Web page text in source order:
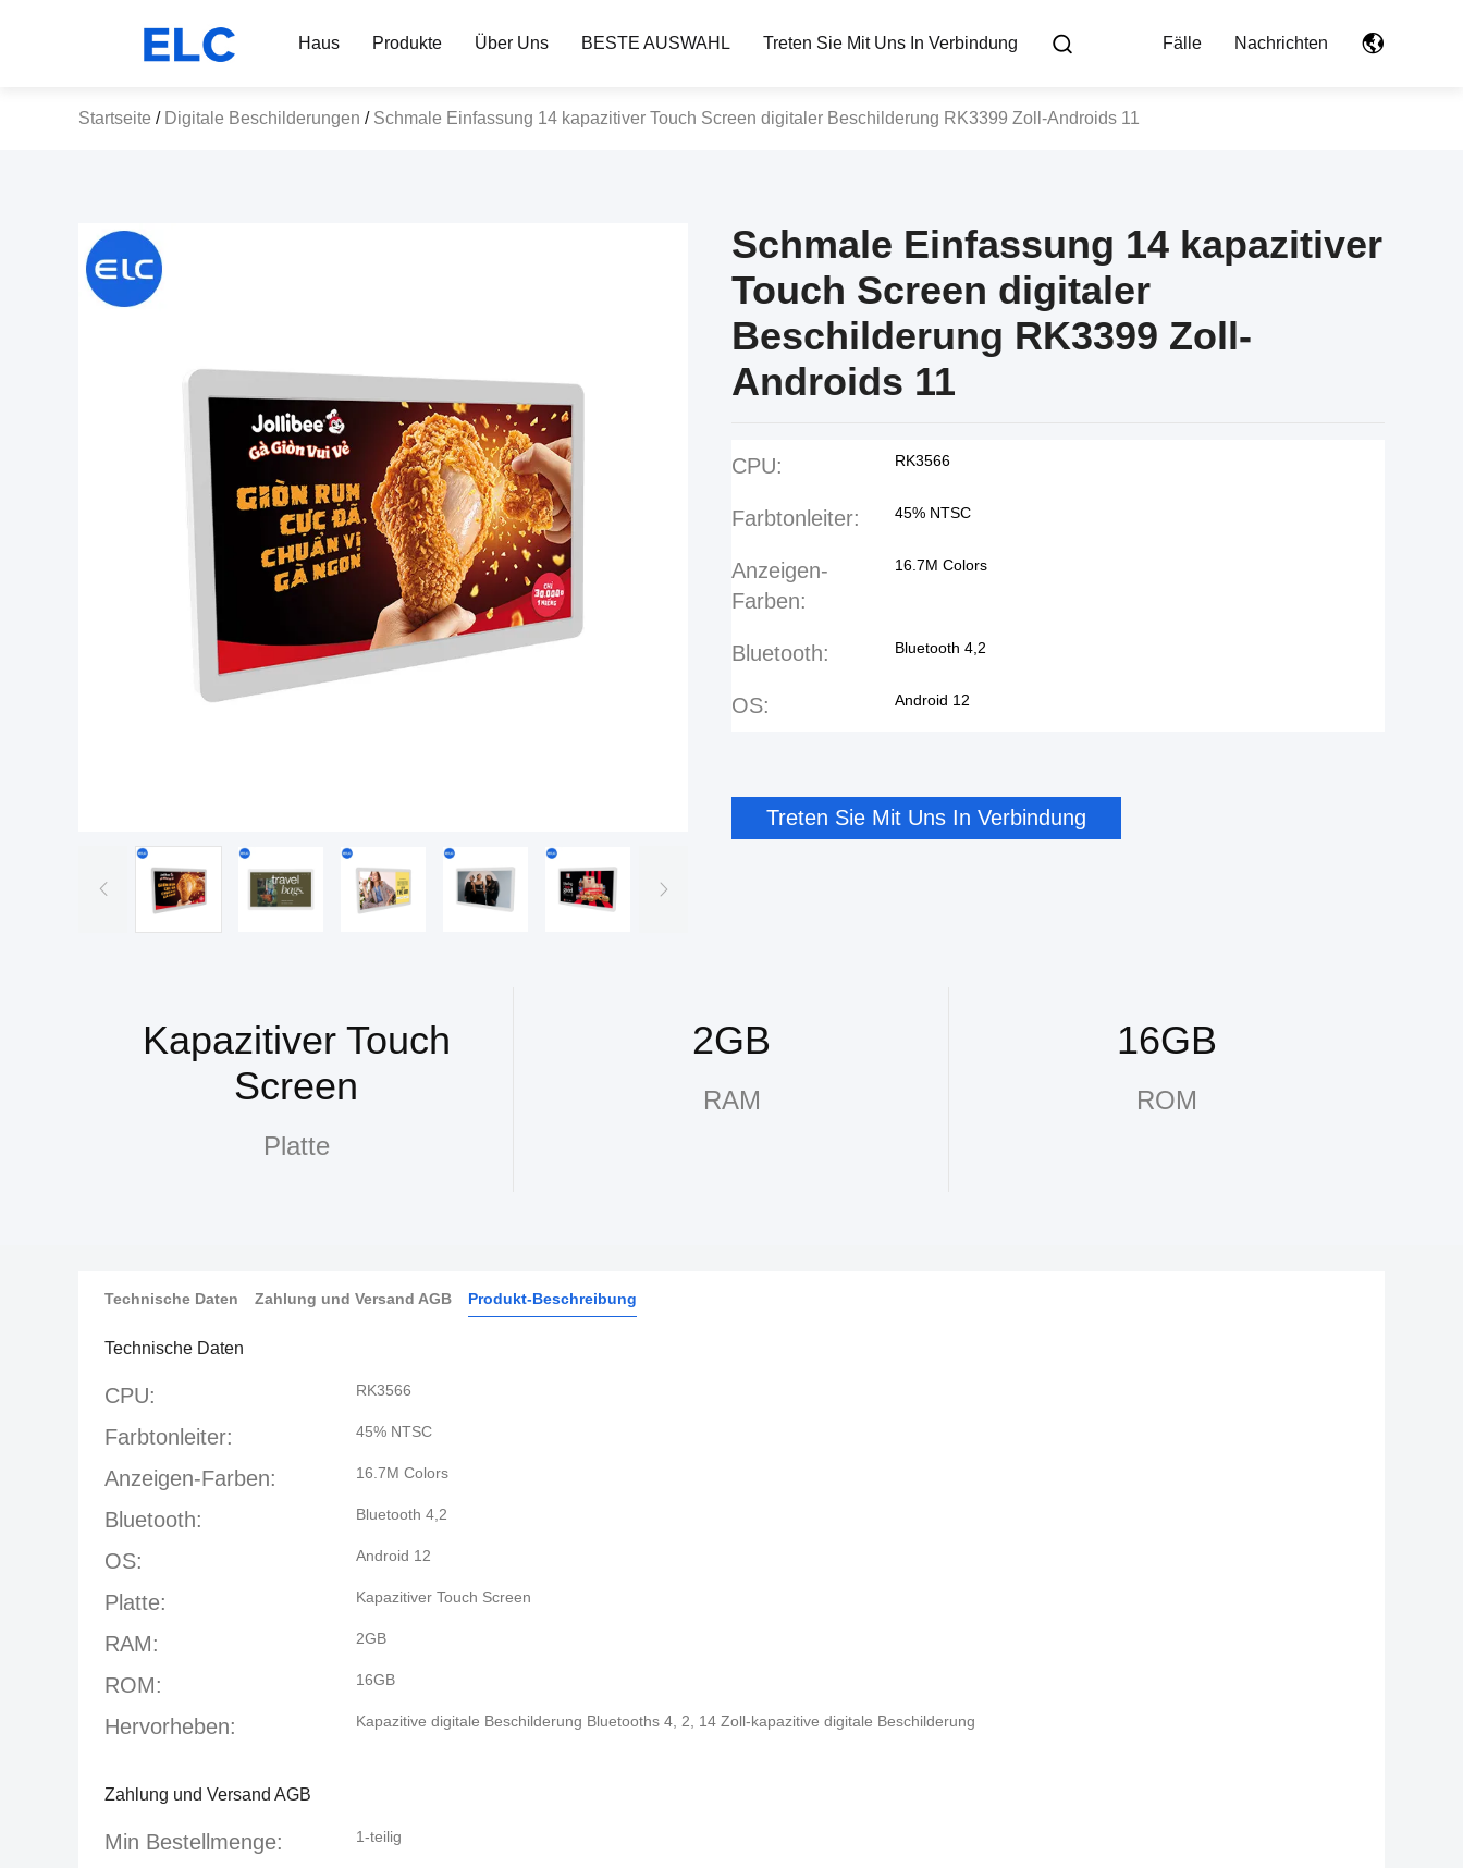
Haus Produkte Über Uns BESTE AUSWAHL Treten Sie Mit Uns In Verbindung Fälle Nachrichten
Startseite / Digitale Beschilderungen / Schmale Einfassung 14 kapazitiver Touch Screen digitaler Beschilderung RK3399 Zoll-Androids 11
Schmale Einfassung 14 kapazitiver
Touch Screen digitaler
Beschilderung RK3399 Zoll-
Androids 11
CPU: RK3566
Farbtonleiter: 45% NTSC
Anzeigen-
Farben:
16.7M Colors
Bluetooth: Bluetooth 4,2
OS: Android 12
Treten Sie Mit Uns In Verbindung
Kapazitiver Touch
Screen
Platte
2GB
RAM
16GB
ROM
Technische Daten Zahlung und Versand AGB Produkt-Beschreibung
Technische Daten
CPU: RK3566
Farbtonleiter: 45% NTSC
Anzeigen-Farben: 16.7M Colors
Bluetooth: Bluetooth 4,2
OS: Android 12
Platte: Kapazitiver Touch Screen
RAM: 2GB
ROM: 16GB
Hervorheben: Kapazitive digitale Beschilderung Bluetooths 4 2 14 Zoll-kapazitive digitale Beschilderung
Zahlung und Versand AGB
Min Bestellmenge: 1-teilig